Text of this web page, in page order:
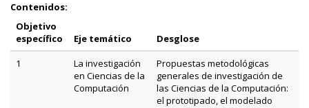
Contenidos:
Objetivo
específico
Eje temático
Desglose
1
La investigación
en Ciencias de la
Computación
Propuestas metodológicas
generales de investigación de
las Ciencias de la Computación:
el prototipado, el modelado